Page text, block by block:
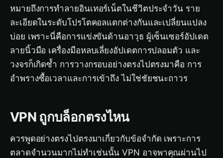
หมายถึงการทำลายอินเทอร์เน็ตในชีวิตประจำวัน ราย
ละเอียดในระดับโปรโตคอลแตกต่างกันและเปลี่ยนแปลง
บ่อย เพราะนี่คือการแข่งขันด้านอาวุธ ผู้เซ็นเซอร์อัปเดต
ลายนิ้วมือ เครื่องมือหลบเลี่ยงอัปเดตการปลอมตัว และ
วงจรก็เกิดซ้ำ การวางกรอบอย่างตรงไปตรงมาคือ การ
อำพรางซื้อเวลาและการเข้าถึง ไม่ใช่ชัยชนะถาวร
VPN ถูกบล็อกตรงไหน
ควรพูดอย่างตรงไปตรงมาเกี่ยวกับข้อจำกัด เพราะการ
ตลาดจำนวนมากไม่ทำเช่นนั้น VPN อาจพาคุณผ่านไป